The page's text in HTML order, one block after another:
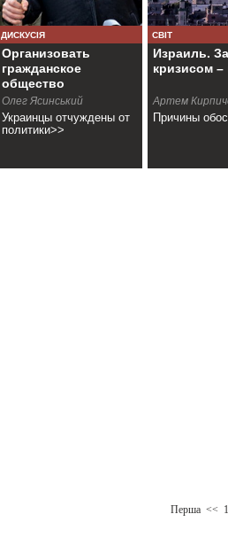
ДИСКУСІЯ
Организовать
гражданское
общество
Олег Ясинський
Украинцы отчуждены от
политики>>
СВІТ
Израиль. За
кризисом –
Артем
Причины
Перша << 1